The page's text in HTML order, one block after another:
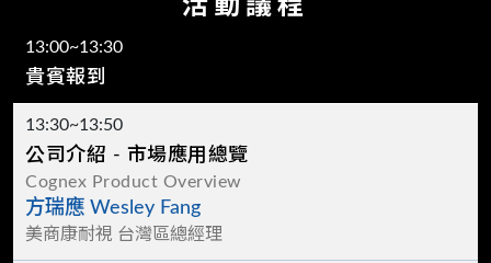
活動議程
13:00~13:30
貴賓報到
13:30~13:50
公司介紹 - 市場應用總覽
Cognex Product Overview
方瑞應 Wesley Fang
美商康耐視 台灣區總經理